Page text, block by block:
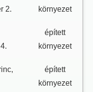
2.
környezet
épített
környezet
épített
környezet